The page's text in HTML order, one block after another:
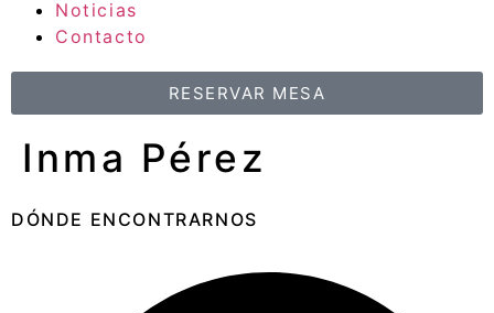
Noticias
Contacto
RESERVAR MESA
Inma Pérez
DÓNDE ENCONTRARNOS